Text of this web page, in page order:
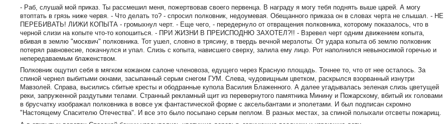
- Раб, слушай мой приказ. Ты рассмешил меня, пожертвовав своего первенца. В награду я могу тебя поднять выше царей. А могу
втоптать в грязь ниже червя. - Что делать то? - спросил полковник, недоумевая. Обещанного приказа он в словах черта не слышал. - НЕ
ПЕРЕБИВАТЬ! ЛИЖИ КОПЫТА - громыхнул черт. - Еще чего, - передернуло от отвращения полковника, которому показалось, что в
черной слизи на копыте что-то копошиться. - ПРИ ЖИЗНИ В ПРЕИСПОДНЮ ЗАХОТЕЛ?!! - Взревел черт одним движением копыта,
вбивая в землю "москвич" полковника. Тот ушел, словно в трясину, в твердь вечной мерзлоты. От удара копыта об землю полковник
потерял равновесие, покачнулся и упал. Слизь с копыта, нависшего сверху, залила ему лицо. Рот наполнился невыносимой горечью и
непередаваемым блаженством.
Полковник ощутил себя в мягком кожаном салоне членовоза, едущего через Красную площадь. Точнее то, что от нее осталось. За
спиной чернел выбитыми окнами, засыпанный серым снегом ГУМ. Слева, чудовищным цветком, раскрылся взорванный изнутри
Мавзолей. Справа, высились сбитые кресты и ободранные купола Василия Блаженного. А далее угадывалась зеленая слизь цветущей
реки, запруженной раздутыми телами. Странный рекламный щит из перевернутого памятника Минину и Пожарскому, вбитый их головами
в брусчатку изображал полковника в вовсе уж фантастической форме с аксельбантами и эполетами. И был подписан скромно
"Настоящему Спасителю Отечества". И все это было посыпано серым пеплом. В разных местах, за спиной полыхали отсветы пожарищ.